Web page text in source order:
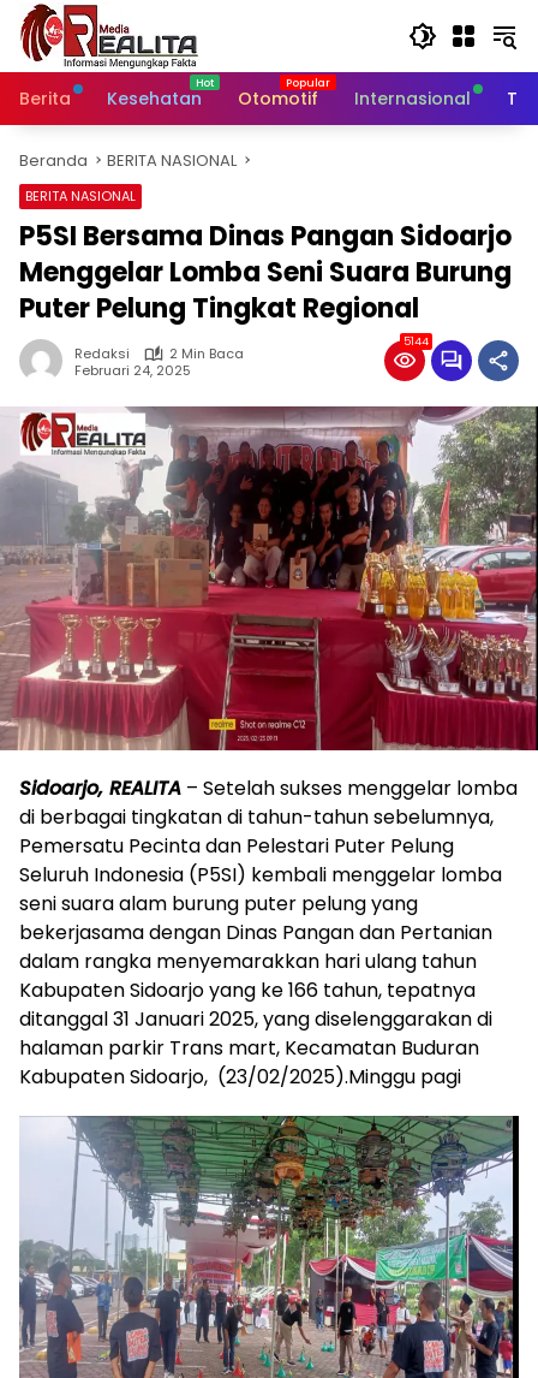
Langsung
konten
Berita
Kesehatan Otomotif Internasional
Beranda BERITA NASIONAL
BERITA NASIONAL
P5SI Bersama Dinas Pangan Sidoarjo
Menggelar Lomba Seni Suara Burung
Puter Pelung Tingkat Regional
Redaksi
2 Min Baca
Februari 24, 2025
5144
Sidoarjo, REALITA – Setelah sukses menggelar lomba
di berbagai tingkatan di tahun-tahun sebelumnya,
Pemersatu Pecinta dan Pelestari Puter Pelung
Seluruh Indonesia (P5SI) kembali menggelar lomba
seni suara alam burung puter pelung yang
bekerjasama dengan Dinas Pangan dan Pertanian
dalam rangka menyemarakkan hari ulang tahun
Kabupaten Sidoarjo yang ke 166 tahun, tepatnya
ditanggal 31 Januari 2025, yang diselenggarakan di
halaman parkir Trans mart, Kecamatan Buduran
Kabupaten Sidoarjo, (23/02/2025).Minggu pagi